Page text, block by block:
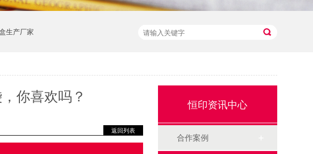
生产厂家
你喜欢吗？
返回列表
恒印资讯中心
合作案例